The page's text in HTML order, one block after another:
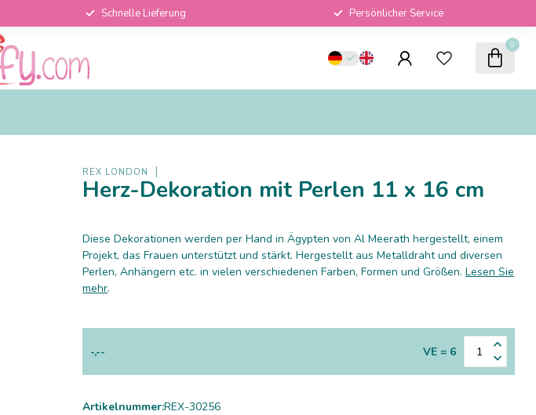
Schnelle Lieferung Persönlicher Service
0
REX LONDON
Herz-Dekoration mit Perlen 11 x 16 cm
Diese Dekorationen werden per Hand in Ägypten von Al Meerath hergestellt, einem
Projekt, das Frauen unterstützt und stärkt. Hergestellt aus Metalldraht und diversen
Perlen, Anhängern etc. in vielen verschiedenen Farben, Formen und Größen.Lesen Sie
mehr.
-,-- VE = 6
Artikelnummer:REX-30256